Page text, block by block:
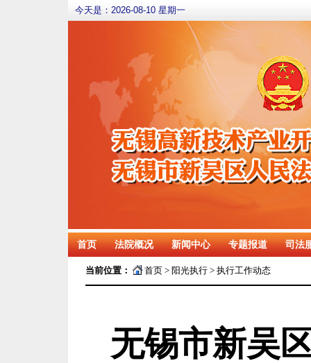
今天是： 2026-08-10 星期一
首页 法院概况 新闻中心 专题报道 司法
当前位置： 首页 > 阳光执行 > 执行工作动态
无锡市新吴